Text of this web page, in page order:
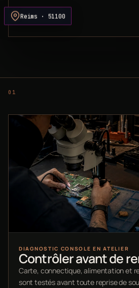
DEVIS PRÊT
Reims · 51100
DIAGNOSTIC CONSOLE EN ATELIER
Contrôler avant de
Carte, connectique, alimentation et
sont testés avant toute reprise de